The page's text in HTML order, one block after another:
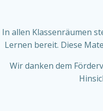
In allen Klassenräumen
Lernen bereit. Diese
Wir danken dem